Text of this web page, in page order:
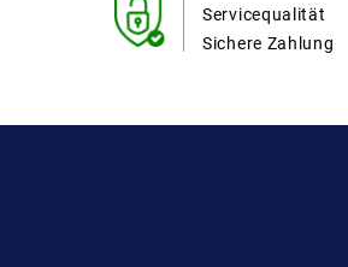
Sichere Zahlung
Servicequalität